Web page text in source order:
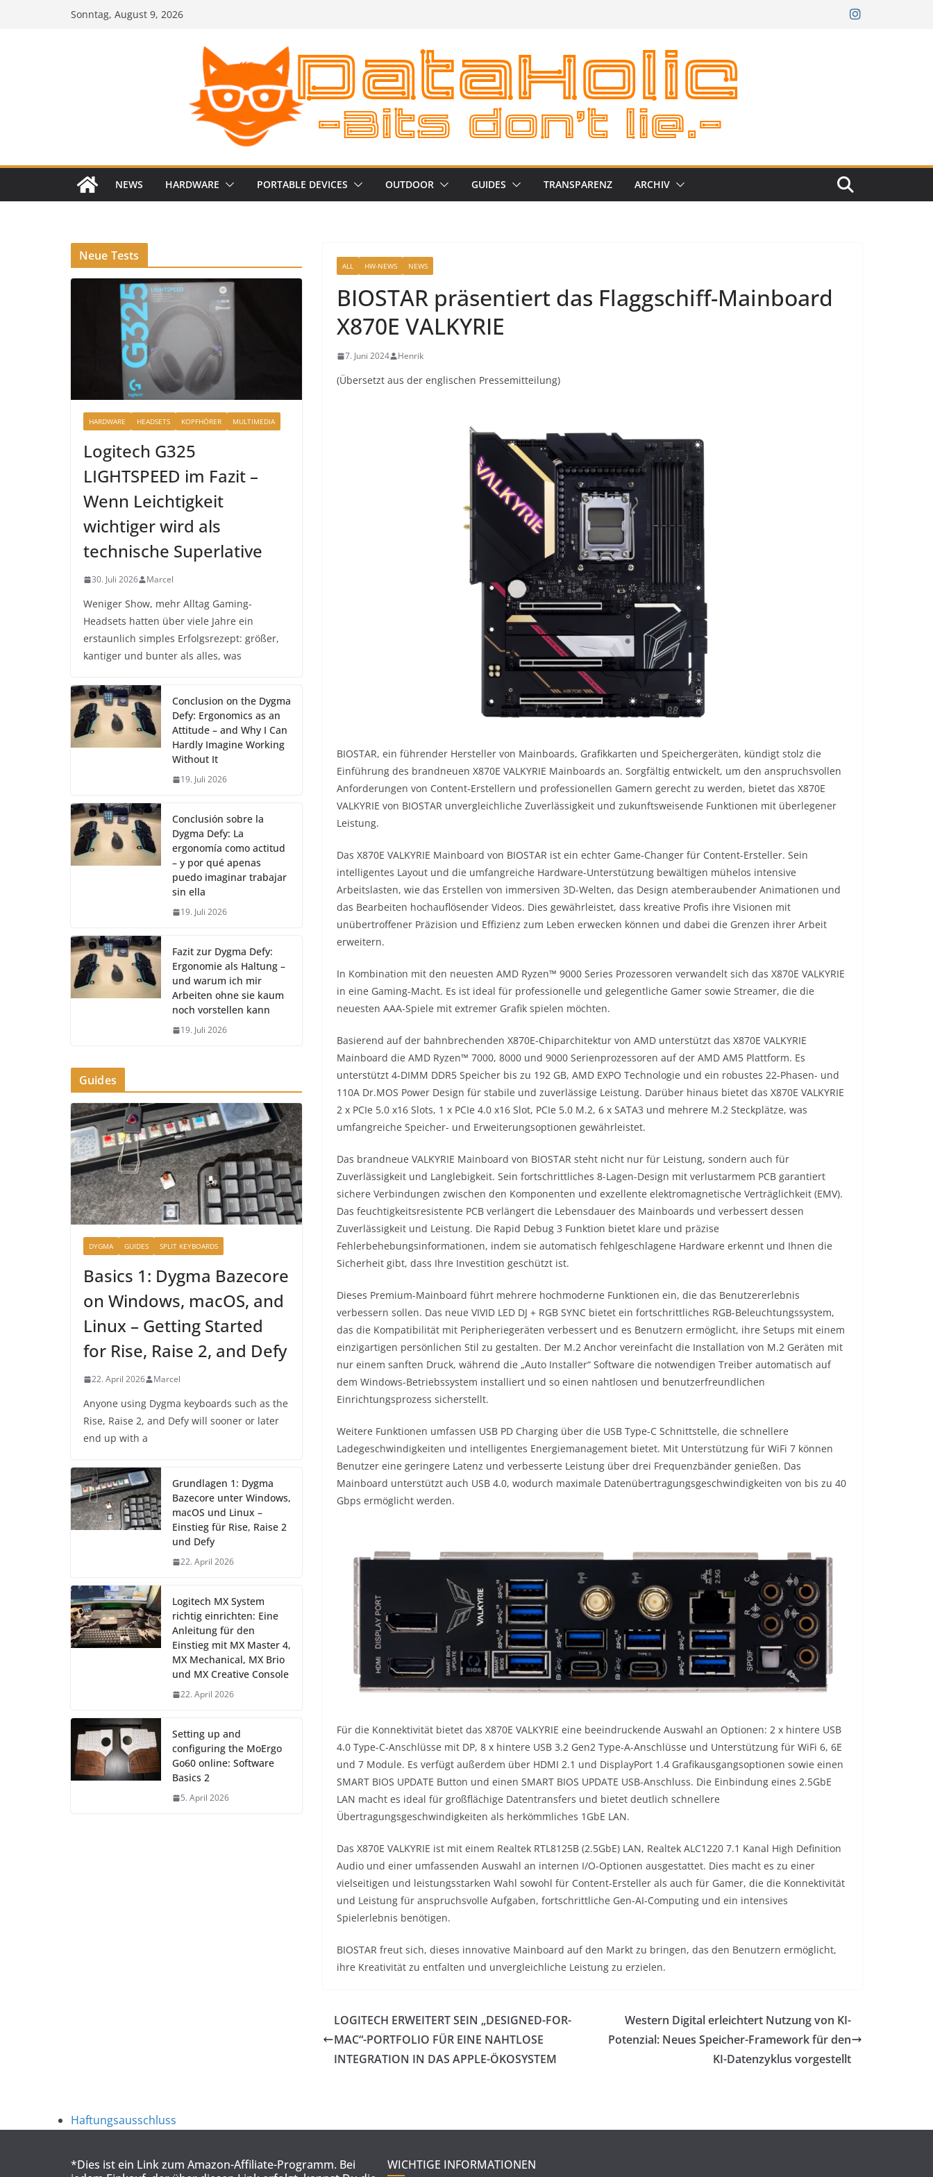
Sonntag, August 9, 2026
NEWS HARDWARE PORTABLE DEVICES OUTDOOR GUIDES TRANSPARENZ ARCHIV
ALL HW-NEWS NEWS
BIOSTAR präsentiert das Flaggschiff-Mainboard
X870E VALKYRIE
7. Juni 2024 Henrik
(Übersetzt aus der englischen Pressemitteilung)
BIOSTAR, ein führender Hersteller von Mainboards, Grafikkarten und Speichergeräten, kündigt stolz die
Einführung des brandneuen X870E VALKYRIE Mainboards an. Sorgfältig entwickelt, um den anspruchsvollen
Anforderungen von Content-Erstellern und professionellen Gamern gerecht zu werden, bietet das X870E
VALKYRIE von BIOSTAR unvergleichliche Zuverlässigkeit und zukunftsweisende Funktionen mit überlegener
Leistung.
Das X870E VALKYRIE Mainboard von BIOSTAR ist ein echter Game-Changer für Content-Ersteller. Sein
intelligentes Layout und die umfangreiche Hardware-Unterstützung bewältigen mühelos intensive
Arbeitslasten, wie das Erstellen von immersiven 3D-Welten, das Design atemberaubender Animationen und
das Bearbeiten hochauflösender Videos. Dies gewährleistet, dass kreative Profis ihre Visionen mit
unübertroffener Präzision und Effizienz zum Leben erwecken können und dabei die Grenzen ihrer Arbeit
erweitern.
In Kombination mit den neuesten AMD Ryzen™ 9000 Series Prozessoren verwandelt sich das X870E VALKYRIE
in eine Gaming-Macht. Es ist ideal für professionelle und gelegentliche Gamer sowie Streamer, die die
neuesten AAA-Spiele mit extremer Grafik spielen möchten.
Basierend auf der bahnbrechenden X870E-Chiparchitektur von AMD unterstützt das X870E VALKYRIE
Mainboard die AMD Ryzen™ 7000, 8000 und 9000 Serienprozessoren auf der AMD AM5 Plattform. Es
unterstützt 4-DIMM DDR5 Speicher bis zu 192 GB, AMD EXPO Technologie und ein robustes 22-Phasen- und
110A Dr.MOS Power Design für stabile und zuverlässige Leistung. Darüber hinaus bietet das X870E VALKYRIE
2 x PCIe 5.0 x16 Slots, 1 x PCIe 4.0 x16 Slot, PCIe 5.0 M.2, 6 x SATA3 und mehrere M.2 Steckplätze, was
umfangreiche Speicher- und Erweiterungsoptionen gewährleistet.
Das brandneue VALKYRIE Mainboard von BIOSTAR steht nicht nur für Leistung, sondern auch für
Zuverlässigkeit und Langlebigkeit. Sein fortschrittliches 8-Lagen-Design mit verlustarmem PCB garantiert
sichere Verbindungen zwischen den Komponenten und exzellente elektromagnetische Verträglichkeit (EMV).
Das feuchtigkeitsresistente PCB verlängert die Lebensdauer des Mainboards und verbessert dessen
Zuverlässigkeit und Leistung. Die Rapid Debug 3 Funktion bietet klare und präzise
Fehlerbehebungsinformationen, indem sie automatisch fehlgeschlagene Hardware erkennt und Ihnen die
Sicherheit gibt, dass Ihre Investition geschützt ist.
Dieses Premium-Mainboard führt mehrere hochmoderne Funktionen ein, die das Benutzererlebnis
verbessern sollen. Das neue VIVID LED DJ + RGB SYNC bietet ein fortschrittliches RGB-Beleuchtungssystem,
das die Kompatibilität mit Peripheriegeräten verbessert und es Benutzern ermöglicht, ihre Setups mit einem
einzigartigen persönlichen Stil zu gestalten. Der M.2 Anchor vereinfacht die Installation von M.2 Geräten mit
nur einem sanften Druck, während die „Auto Installer“ Software die notwendigen Treiber automatisch auf
dem Windows-Betriebssystem installiert und so einen nahtlosen und benutzerfreundlichen
Einrichtungsprozess sicherstellt.
Weitere Funktionen umfassen USB PD Charging über die USB Type-C Schnittstelle, die schnellere
Ladegeschwindigkeiten und intelligentes Energiemanagement bietet. Mit Unterstützung für WiFi 7 können
Benutzer eine geringere Latenz und verbesserte Leistung über drei Frequenzbänder genießen. Das
Mainboard unterstützt auch USB 4.0, wodurch maximale Datenübertragungsgeschwindigkeiten von bis zu 40
Gbps ermöglicht werden.
Für die Konnektivität bietet das X870E VALKYRIE eine beeindruckende Auswahl an Optionen: 2 x hintere USB
4.0 Type-C-Anschlüsse mit DP, 8 x hintere USB 3.2 Gen2 Type-A-Anschlüsse und Unterstützung für WiFi 6, 6E
und 7 Module. Es verfügt außerdem über HDMI 2.1 und DisplayPort 1.4 Grafikausgangsoptionen sowie einen
SMART BIOS UPDATE Button und einen SMART BIOS UPDATE USB-Anschluss. Die Einbindung eines 2.5GbE
LAN macht es ideal für großflächige Datentransfers und bietet deutlich schnellere
Übertragungsgeschwindigkeiten als herkömmliches 1GbE LAN.
Das X870E VALKYRIE ist mit einem Realtek RTL8125B (2.5GbE) LAN, Realtek ALC1220 7.1 Kanal High Definition
Audio und einer umfassenden Auswahl an internen I/O-Optionen ausgestattet. Dies macht es zu einer
vielseitigen und leistungsstarken Wahl sowohl für Content-Ersteller als auch für Gamer, die die Konnektivität
und Leistung für anspruchsvolle Aufgaben, fortschrittliche Gen-AI-Computing und ein intensives
Spielerlebnis benötigen.
BIOSTAR freut sich, dieses innovative Mainboard auf den Markt zu bringen, das den Benutzern ermöglicht,
ihre Kreativität zu entfalten und unvergleichliche Leistung zu erzielen.
LOGITECH ERWEITERT SEIN „DESIGNED-FOR-
MAC“-PORTFOLIO FÜR EINE NAHTLOSE
INTEGRATION IN DAS APPLE-ÖKOSYSTEM
Western Digital erleichtert Nutzung von KI-
Potenzial: Neues Speicher-Framework für den
KI-Datenzyklus vorgestellt
Neue Tests
HARDWARE HEADSETS KOPFHÖRER MULTIMEDIA
Logitech G325
LIGHTSPEED im Fazit –
Wenn Leichtigkeit
wichtiger wird als
technische Superlative
30. Juli 2026 Marcel
Weniger Show, mehr Alltag Gaming-
Headsets hatten über viele Jahre ein
erstaunlich simples Erfolgsrezept: größer,
kantiger und bunter als alles, was
Conclusion on the Dygma
Defy: Ergonomics as an
Attitude – and Why I Can
Hardly Imagine Working
Without It
19. Juli 2026
Conclusión sobre la
Dygma Defy: La
ergonomía como actitud
– y por qué apenas
puedo imaginar trabajar
sin ella
19. Juli 2026
Fazit zur Dygma Defy:
Ergonomie als Haltung –
und warum ich mir
Arbeiten ohne sie kaum
noch vorstellen kann
19. Juli 2026
Guides
DYGMA GUIDES SPLIT KEYBOARDS
Basics 1: Dygma Bazecore
on Windows, macOS, and
Linux – Getting Started
for Rise, Raise 2, and Defy
22. April 2026 Marcel
Anyone using Dygma keyboards such as the
Rise, Raise 2, and Defy will sooner or later
end up with a
Grundlagen 1: Dygma
Bazecore unter Windows,
macOS und Linux –
Einstieg für Rise, Raise 2
und Defy
22. April 2026
Logitech MX System
richtig einrichten: Eine
Anleitung für den
Einstieg mit MX Master 4,
MX Mechanical, MX Brio
und MX Creative Console
22. April 2026
Setting up and
configuring the MoErgo
Go60 online: Software
Basics 2
5. April 2026
Haftungsausschluss
*Dies ist ein Link zum Amazon-Affiliate-Programm. Bei
WICHTIGE INFORMATIONEN